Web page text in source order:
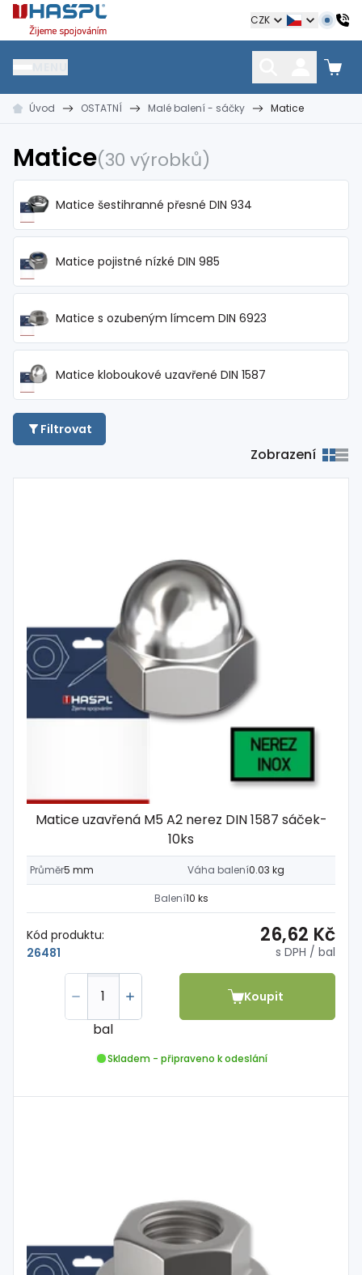
Hašpl CZK
HŘEBÍKY SPOJOVACÍ MATERIÁL KOTEVNÍ TECHNIKA
Úvod OSTATNÍ Malé balení - sáčky Matice
Matice(30 výrobků)
Matice šestihranné přesné DIN 934
Matice pojistné nízké DIN 985
Matice s ozubeným límcem DIN 6923
Matice kloboukové uzavřené DIN 1587
Filtrovat
Zobrazení
Matice uzavřená M5 A2 nerez DIN 1587 sáček-
10ks
Průměr5 mm Váha balení0.03 kg
Balení10 ks
Kód produktu:
26481
26,62 Kč
s DPH / bal
bal
Koupit
Skladem - připraveno k odeslání